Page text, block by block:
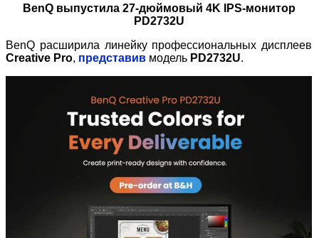
BenQ выпустила 27-дюймовый 4K IPS-монитор
PD2732U
BenQ расширила линейку профессиональных дисплеев
Creative Pro, представив модель PD2732U.